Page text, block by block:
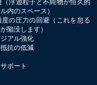
浮遊粒子と不純物が恒久的
内のスペース）
の圧力の回避（これを怠る
陥没します）
アル強化
抗の低減
ポート